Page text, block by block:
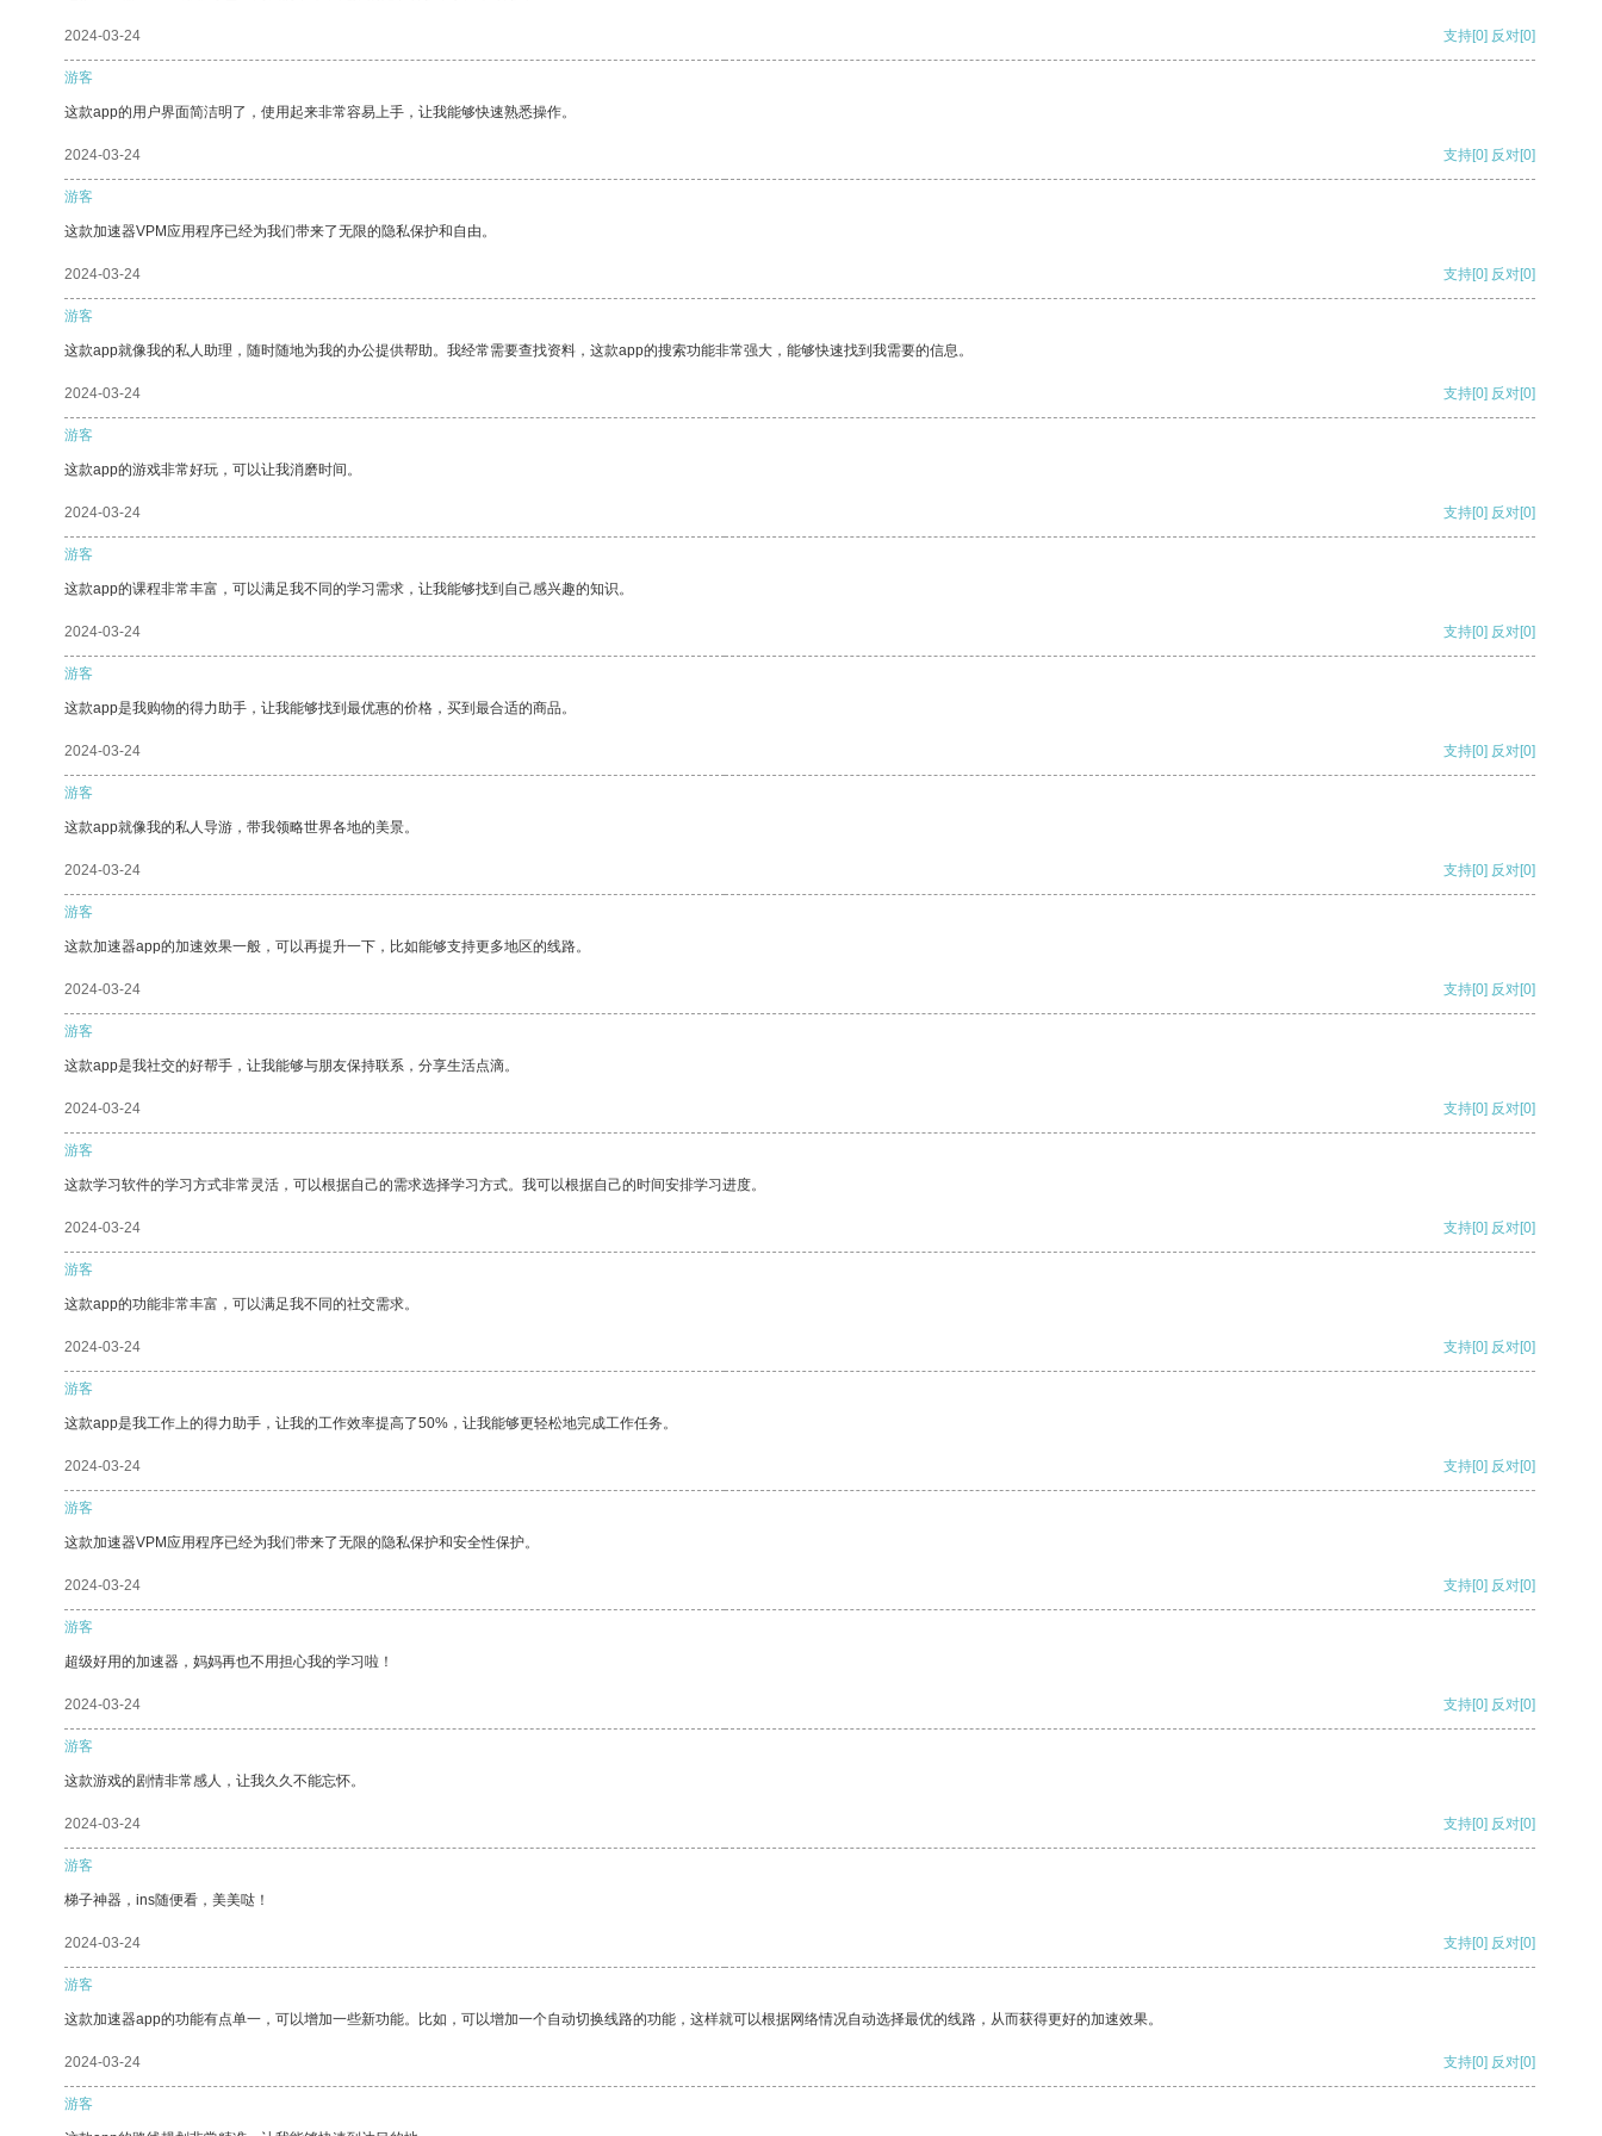
2024-03-24 支持[0] 反对[0]
游客
这款app的用户界面简洁明了，使用起来非常容易上手，让我能够快速熟悉操作。
2024-03-24 支持[0] 反对[0]
游客
这款加速器VPM应用程序已经为我们带来了无限的隐私保护和自由。
2024-03-24 支持[0] 反对[0]
游客
这款app就像我的私人助理，随时随地为我的办公提供帮助。我经常需要查找资料，这款app的搜索功能非常强大，能够快速找到我需要的信息。
2024-03-24 支持[0] 反对[0]
游客
这款app的游戏非常好玩，可以让我消磨时间。
2024-03-24 支持[0] 反对[0]
游客
这款app的课程非常丰富，可以满足我不同的学习需求，让我能够找到自己感兴趣的知识。
2024-03-24 支持[0] 反对[0]
游客
这款app是我购物的得力助手，让我能够找到最优惠的价格，买到最合适的商品。
2024-03-24 支持[0] 反对[0]
游客
这款app就像我的私人导游，带我领略世界各地的美景。
2024-03-24 支持[0] 反对[0]
游客
这款加速器app的加速效果一般，可以再提升一下，比如能够支持更多地区的线路。
2024-03-24 支持[0] 反对[0]
游客
这款app是我社交的好帮手，让我能够与朋友保持联系，分享生活点滴。
2024-03-24 支持[0] 反对[0]
游客
这款学习软件的学习方式非常灵活，可以根据自己的需求选择学习方式。我可以根据自己的时间安排学习进度。
2024-03-24 支持[0] 反对[0]
游客
这款app的功能非常丰富，可以满足我不同的社交需求。
2024-03-24 支持[0] 反对[0]
游客
这款app是我工作上的得力助手，让我的工作效率提高了50%，让我能够更轻松地完成工作任务。
2024-03-24 支持[0] 反对[0]
游客
这款加速器VPM应用程序已经为我们带来了无限的隐私保护和安全性保护。
2024-03-24 支持[0] 反对[0]
游客
超级好用的加速器，妈妈再也不用担心我的学习啦！
2024-03-24 支持[0] 反对[0]
游客
这款游戏的剧情非常感人，让我久久不能忘怀。
2024-03-24 支持[0] 反对[0]
游客
梯子神器，ins随便看，美美哒！
2024-03-24 支持[0] 反对[0]
游客
这款加速器app的功能有点单一，可以增加一些新功能。比如，可以增加一个自动切换线路的功能，这样就可以根据网络情况自动选择最优的线路，从而获得更好的加速效果。
2024-03-24 支持[0] 反对[0]
游客